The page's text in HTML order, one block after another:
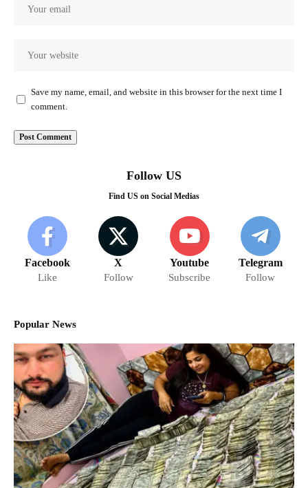
Save my name, email, and website in this browser for the next time I
comment.
Follow US
Find US on Social Medias
Facebook
Like
X
Follow
Youtube
Subscribe
Telegram
Follow
Popular News